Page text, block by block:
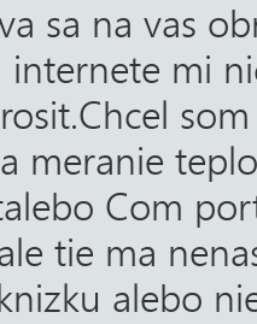
sa na vas
internete mi
meranie
Com
tie ma
alebo